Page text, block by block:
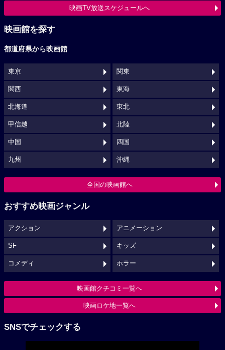
映画TV放送スケジュールへ
映画館を探す
都道府県から映画館
東京 関東
関西 東海
北海道 東北
甲信越 北陸
中国 四国
九州 沖縄
全国の映画館へ
おすすめ映画ジャンル
アクション アニメーション
SF キッズ
コメディ ホラー
映画館クチコミ一覧へ
映画ロケ地一覧へ
SNSでチェックする